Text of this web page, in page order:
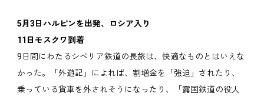
5月3日ハルピンを出発、ロシア入り
11日モスクワ到着
9日間にわたるシベリア鉄道の長旅は、快適なものとはいえな
かった。「外遊記」によれば、割増金を「強迫」されたり、
乗っている貨車を外されそうになったり、「露国鉄道の役人